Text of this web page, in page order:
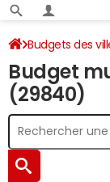
Budgets des
Budget
(29840)